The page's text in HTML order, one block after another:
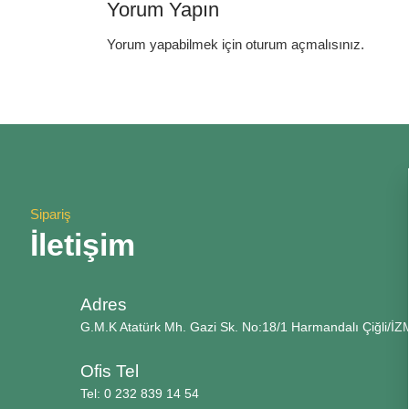
Yorum Yapın
Yorum yapabilmek için oturum açmalısınız.
Sipariş
İletişim
Adres
G.M.K Atatürk Mh. Gazi Sk. No:18/1 Harmandalı Çiğli/
Ofis Tel
Tel: 0 232 839 14 54